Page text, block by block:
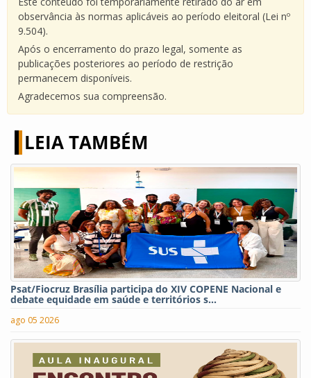
observância às normas aplicáveis ao período eleitoral (Lei nº
9.504).
Após o encerramento do prazo legal, somente as
publicações posteriores ao período de restrição
permanecem disponíveis.
Agradecemos sua compreensão.
LEIA TAMBÉM
Psat/Fiocruz Brasília participa do XIV COPENE Nacional e
debate equidade em saúde e territórios s...
ago 05 2026